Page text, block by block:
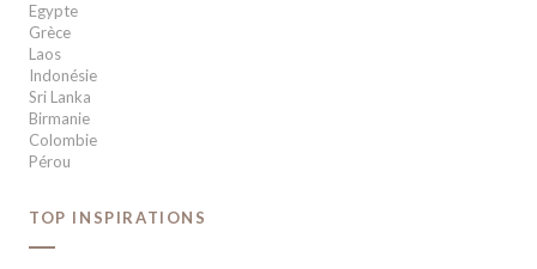
Egypte
Grèce
Laos
Indonésie
Sri Lanka
Birmanie
Colombie
Pérou
TOP INSPIRATIONS